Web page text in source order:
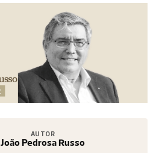
AUTOR
João Pedrosa Russo